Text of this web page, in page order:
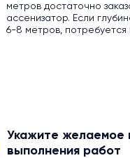
метров достаточно
ассенизатор. Если
6-8 метров, потребуется
Укажите желаемое
выполнения работ